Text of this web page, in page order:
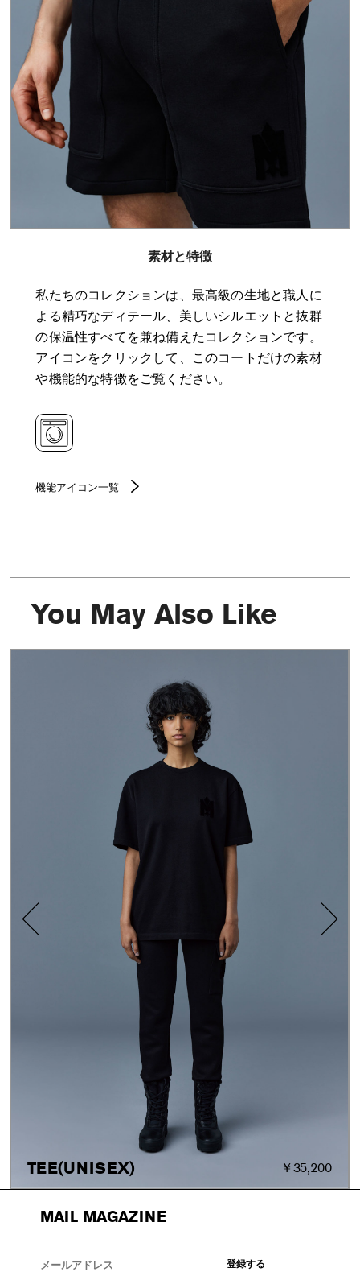
素材と特徴
私たちのコレクションは、最高級の生地と職人に
よる精巧なディテール、美しいシルエットと抜群
の保温性すべてを兼ね備えたコレクションです。
アイコンをクリックして、このコートだけの素材
や機能的な特徴をご覧ください。
機能アイコン一覧
You May Also Like
TEE(UNISEX) ￥35,200
MAIL MAGAZINE